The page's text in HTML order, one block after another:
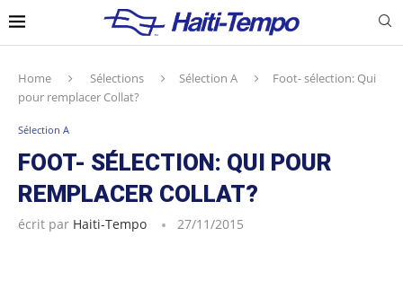
Home Sélections Sélection A
Foot- sélection: Qui
pour remplacer Collat?
Sélection A
FOOT- SÉLECTION: QUI POUR
REMPLACER COLLAT?
écrit par Haiti-Tempo 27/11/2015